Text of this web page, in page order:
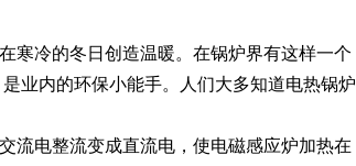
寒冷的冬日创造温暖。在锅炉界有这样一个
业内的环保小能手。人们大多知道电热锅炉
流电整流变成直流电，使电磁感应炉加热在